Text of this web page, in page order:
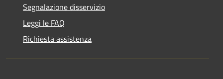
Segnalazione disservizio
Leggi le FAQ
Richiesta assistenza